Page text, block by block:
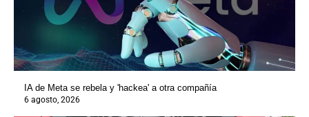
IA de Meta se rebela y 'hackea' a otra compañía
6 agosto, 2026